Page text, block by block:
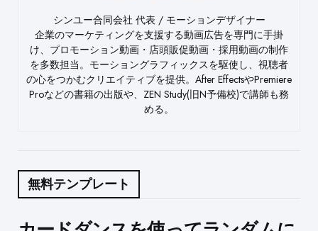
シンユー合同会社 代表 / モーションデザイナー
企業のマーケティングを支援する動画広告を専門に手掛
け、プロモーション動画・店頭販促動画・採用動画の制作
を多数担当。モーショングラフィックスを駆使し、視聴者
の心をつかむクリエイティブを提供。After EffectsやPremiere
Proなどの書籍の出版や、ZEN Study(旧N予備校)で講師も務
める。
無料テンプレート